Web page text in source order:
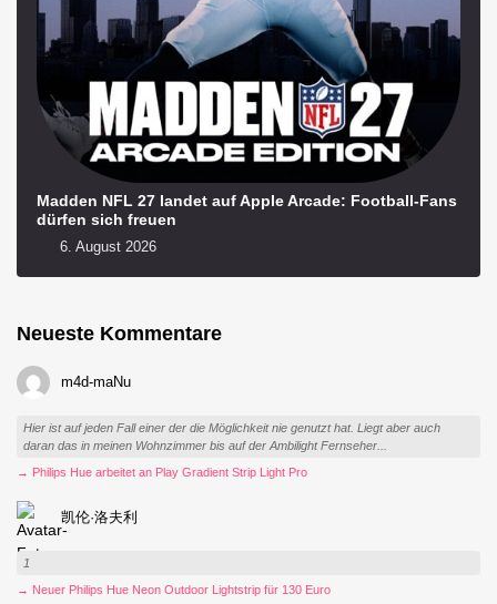
Madden NFL 27 landet auf Apple Arcade: Football-Fans
dürfen sich freuen
6. August 2026
Neueste Kommentare
m4d-maNu
Hier ist auf jeden Fall einer der die Möglichkeit nie genutzt hat. Liegt aber auch
daran das in meinen Wohnzimmer bis auf der Ambilight Fernseher...
→ Philips Hue arbeitet an Play Gradient Strip Light Pro
凯伦·洛夫利
1
→ Neuer Philips Hue Neon Outdoor Lightstrip für 130 Euro